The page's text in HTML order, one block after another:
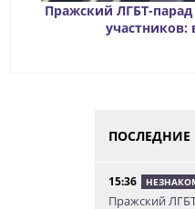
Пражский ЛГБТ-парад
участников:
ПОСЛЕДНИЕ
15:36
Пражский